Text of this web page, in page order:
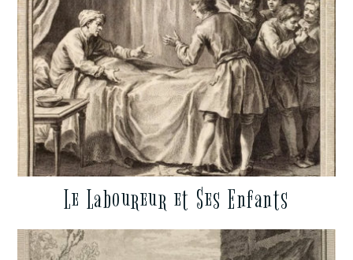
Le Laboureur et Ses Enfants